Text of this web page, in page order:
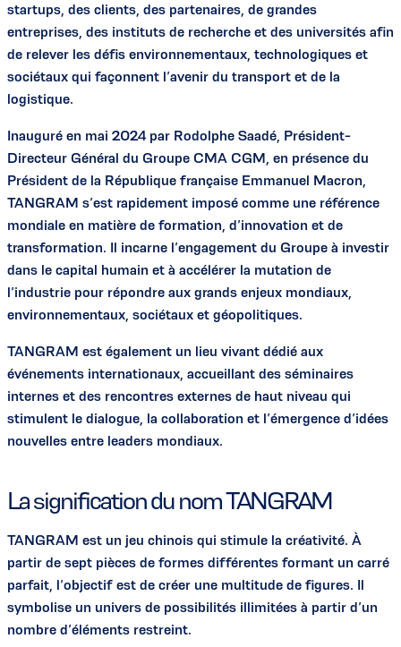
startups, des clients, des partenaires, de grandes
entreprises, des instituts de recherche et des universités afin
de relever les défis environnementaux, technologiques et
sociétaux qui façonnent l’avenir du transport et de la
logistique.
Inauguré en mai 2024 par Rodolphe Saadé, Président-
Directeur Général du Groupe CMA CGM, en présence du
Président de la République française Emmanuel Macron,
TANGRAM s’est rapidement imposé comme une référence
mondiale en matière de formation, d’innovation et de
transformation. Il incarne l’engagement du Groupe à investir
dans le capital humain et à accélérer la mutation de
l’industrie pour répondre aux grands enjeux mondiaux,
environnementaux, sociétaux et géopolitiques.
TANGRAM est également un lieu vivant dédié aux
événements internationaux, accueillant des séminaires
internes et des rencontres externes de haut niveau qui
stimulent le dialogue, la collaboration et l’émergence d’idées
nouvelles entre leaders mondiaux.
La signification du nom TANGRAM
TANGRAM est un jeu chinois qui stimule la créativité. À
partir de sept pièces de formes différentes formant un carré
parfait, l’objectif est de créer une multitude de figures. Il
symbolise un univers de possibilités illimitées à partir d’un
nombre d’éléments restreint.